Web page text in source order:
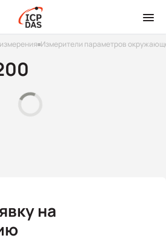
Измерители параметров
на